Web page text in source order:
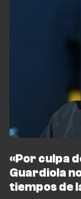
«Por culpa
Guardiola
tiempos de